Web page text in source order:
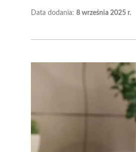
Data dodania: 8 września 2025 r.